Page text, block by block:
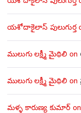
యశోదాకైలాస్ పులుగుర్త
ములుగు లక్ష్మీ మైథిలి on
ములుగు లక్ష్మీ మైథిలి on
మళ్ళ కారుణ్య కుమార్ on